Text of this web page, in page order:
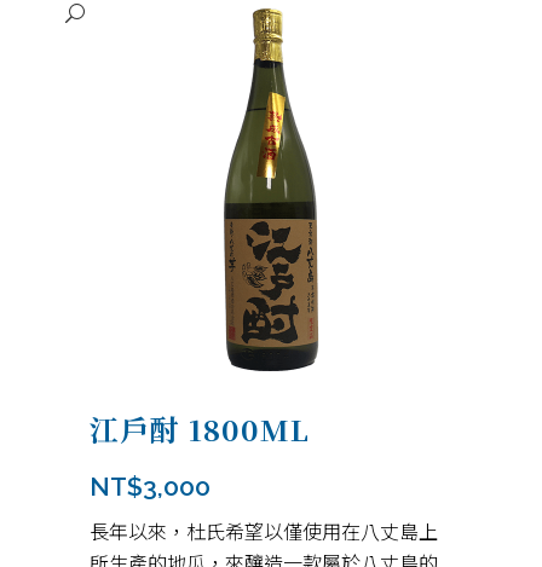
江戶酎 1800ML
NT$3,000
長年以來，杜氏希望以僅使用在八丈島上